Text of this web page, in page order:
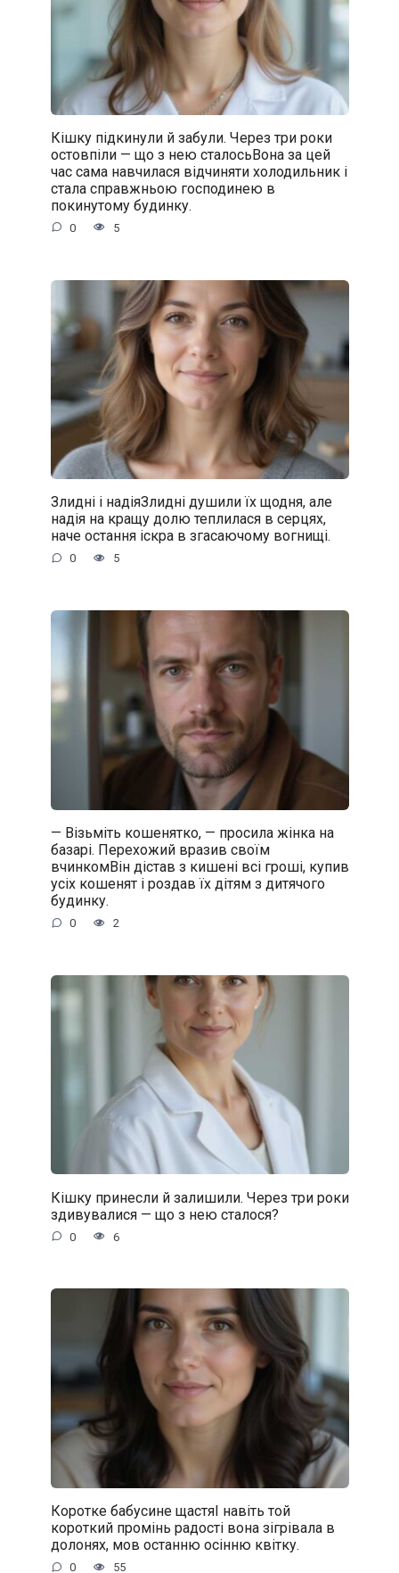
Кішку підкинули й забули. Через три роки
остовпіли — що з нею сталосьВона за цей
час сама навчилася відчиняти холодильник і
стала справжньою господинею в
покинутому будинку.
0 5
Злидні і надіяЗлидні душили їх щодня, але
надія на кращу долю теплилася в серцях,
наче остання іскра в згасаючому вогнищі.
0 5
— Візьміть кошенятко, — просила жінка на
базарі. Перехожий вразив своїм
вчинкомВін дістав з кишені всі гроші, купив
усіх кошенят і роздав їх дітям з дитячого
будинку.
0 2
Кішку принесли й залишили. Через три роки
здивувалися — що з нею сталося?
0 6
Коротке бабусине щастяІ навіть той
короткий промінь радості вона зігрівала в
долонях, мов останню осінню квітку.
0 55